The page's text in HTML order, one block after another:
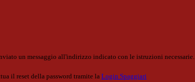
un messaggio all'indirizzo indicato con le istruzioni necessarie.
il reset della password tramite la Login Spaggiari